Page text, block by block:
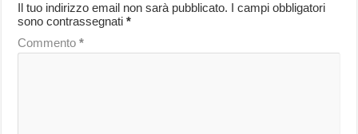
Il tuo indirizzo email non sarà pubblicato. I campi obbligatori
sono contrassegnati*
Commento*